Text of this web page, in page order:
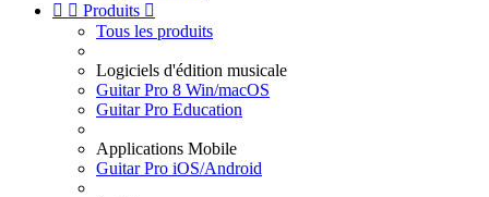
  Produits 
Tous les produits
Logiciels d'édition musicale
Guitar Pro 8 Win/macOS
Guitar Pro Education
Applications Mobile
Guitar Pro iOS/Android